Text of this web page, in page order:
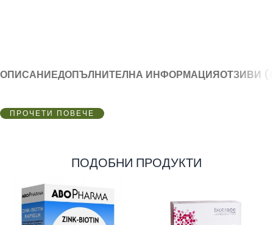
ОПИСАНИЕДОПЪЛНИТЕЛНА ИНФОРМАЦИЯОТЗИВИ
ПРОЧЕТИ ПОВЕЧЕ
ПОДОБНИ ПРОДУКТИ